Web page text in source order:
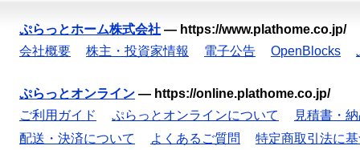
ぷらっとホーム株式会社 — https://www.plathome.co.jp/
会社概要
株主・投資家情報 電子公告 OpenBlocks
ぷらっとオンライン — https://online.plathome.co.jp/
ご利用ガイド
ぷらっとオンラインについて
見積書・
配送・決済について
よくあるご質問
特定商取引法に